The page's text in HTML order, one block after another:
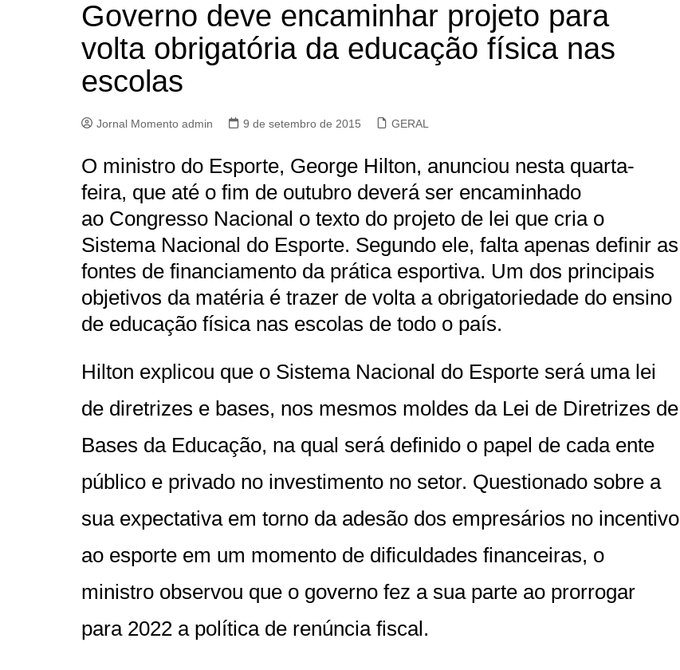
Governo deve encaminhar projeto para
volta obrigatória da educação física nas
escolas
Jornal Momento admin 9 de setembro de 2015 GERAL
O ministro do Esporte, George Hilton, anunciou nesta quarta-
feira, que até o fim de outubro deverá ser encaminhado
ao Congresso Nacional o texto do projeto de lei que cria o
Sistema Nacional do Esporte. Segundo ele, falta apenas definir as
fontes de financiamento da prática esportiva. Um dos principais
objetivos da matéria é trazer de volta a obrigatoriedade do ensino
de educação física nas escolas de todo o país.
Hilton explicou que o Sistema Nacional do Esporte será uma lei
de diretrizes e bases, nos mesmos moldes da Lei de Diretrizes de
Bases da Educação, na qual será definido o papel de cada ente
público e privado no investimento no setor. Questionado sobre a
sua expectativa em torno da adesão dos empresários no incentivo
ao esporte em um momento de dificuldades financeiras, o
ministro observou que o governo fez a sua parte ao prorrogar
para 2022 a política de renúncia fiscal.